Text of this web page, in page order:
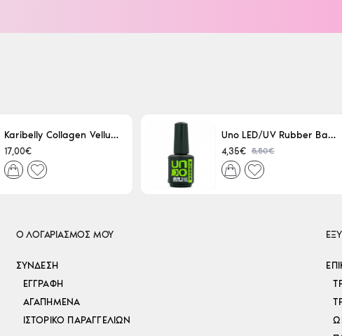
Karibelly Collagen Velluto Nero Leaving 250ml
17,00€
Uno LED/UV Rubber Base 15ml
4,35€ 5,50€
Ο ΛΟΓΑΡΙΑΣΜΟΣ ΜΟΥ
ΣΎΝΔΕΣΗ
ΕΓΓΡΑΦΉ
ΑΓΑΠΗΜΈΝΑ
ΙΣΤΟΡΙΚΌ ΠΑΡΑΓΓΕΛΙΏΝ